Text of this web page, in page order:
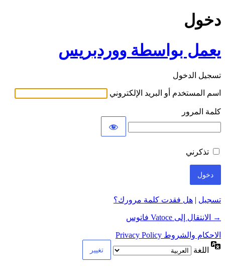
دخول
يعمل بواسطة ووردبريس
تسجيل الدخول
اسم المستخدم أو البريد الإلكتروني
كلمة المرور
تذكرني
تسجيل | هل فقدت كلمة مرورك؟
→ الانتقال إلى Vatoce فاتوس
الاحكام والشروط Privacy Policy
اللغة